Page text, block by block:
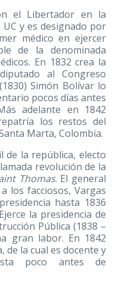
el Libertador en la
y es designado por
médico en ejercer
de la denominada
En 1832 crea la
al Congreso
(1830) Simón Bolívar lo
pocos días antes
adelante en 1842
los restos del
Marta, Colombia.
de la república, electo
revolución de la
Thomas. El general
los facciosos, Vargas
hasta 1836
la presidencia de
Pública (1838 –
gran labor. En 1842
de la cual es docente y
poco antes de